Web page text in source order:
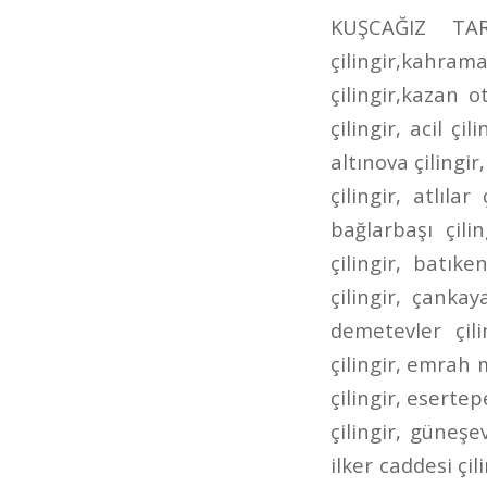
KUŞCAĞIZ TARHANLAR CADDESİ ÇİLİNGİR kahramankazan çilingir,kazan çilingir,kahramankazan anahtarcı,kazan anahtarcı,kahramankazan oto çilingir,kazan oto çilingir,karamankazan oto anahtarcı,kazan oto anahtarcı,7/24 çilingir, acil çilingir, adalı çilingir, aktepe çilingir, akyurt çilingir, altındağ çilingir, altınova çilingir, altınpark çilingir, ankara çilingir, ankara oto çilingir, aşağı eğlence çilingir, atlılar çilingir, ayrancı çilingir, bademlik çilingir, bağcı caddesi çilingir, bağlarbaşı çilingir, bağlıca çilingir, bağlum çilingir, balgat çilingir, basınevleri çilingir, batıkent çilingir, bilkent çilingir, bölük caddesi çilingir, bursa caddesi çilingir, çankaya çilingir, cevizlidere çilingir, çubuk çilingir, çukurambar çilingir, demetevler çilingir, dikmen çilingir, dışkapı çilingir, dutluk çilingir, elvankent çilingir, emrah mahallesi çilingir, ergenekon caddesi çilingir, eryaman çilingir, esat çilingir, esertepe çilingir, etimesgut çilingir, etlik ayvalı çilingir, Etlik Çilingir, gazino çilingir, güneşevler çilingir, hacıbayram çilingir, hacıkadın çilingir, hasköy çilingir, ilker caddesi çilingir, İncirli Çilingir, incirli oto çilingir, iskitler çilingir, ivedik çilingir, kafkaslar çilingir, kanuni çilingir, kardeşler çilingir, kazımkarabekir çilingir, kızılay çilingir, kuyubaşı çilingir, kuzey ankara toki çilingir, lalegül çilingir, nöbetçi çilingir, öntek çilingir, ovacık çilingir, pınarbaşı çilingir, pursaklar çilingir, pursaklar saray çilingir, sanatoryum çilingir, sancaktepe çilingir, şehit süleyman efe çilingir, şentepe çilingir, siteler çilingir, sokullu çilingir, solfasol çilingir, subayevleri çilingir, tandoğan çilingir, tepebaşı çilingir, ufuktepe çilingir, ufuktepe oto anahtarcısı, ufuktepe oto çilingir, ulus çilingir, uyanış çilingir, varlık mahallesi çilingir, yeni ziraat mahallesi çilingir, yenimahalle çilingir, yeşiltepe çilingir, yükseltepe çilingir,